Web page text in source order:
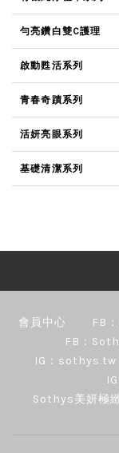
勻亮鑽白雙C護理
啟動甦活系列
青春奇蹟系列
活妍亮眼系列
基礎清潔系列
會員中心 FB
FB：
IG：sothys.tw
Sothys美妍極